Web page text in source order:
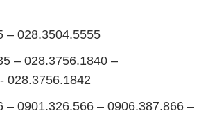
– 028.3504.5555
– 028.3756.1840 –
028.3756.1842
– 0901.326.566 – 0906.387.866 –